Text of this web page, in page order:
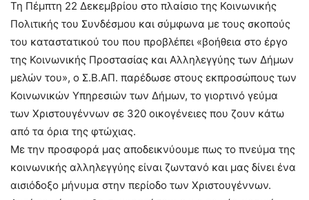
Τη Πέμπτη 22 Δεκεμβρίου στο πλαίσιο της Κοινωνικής
Πολιτικής του Συνδέσμου και σύμφωνα με τους σκοπούς
του καταστατικού του που προβλέπει «βοήθεια στο έργο
της Κοινωνικής Προστασίας και Αλληλεγγύης των Δήμων
μελών του», ο Σ.Β.ΑΠ. παρέδωσε στους εκπροσώπους των
Κοινωνικών Υπηρεσιών των Δήμων, το γιορτινό γεύμα
των Χριστουγέννων σε 320 οικογένειες που ζουν κάτω
από τα όρια της φτώχιας.
Με την προσφορά μας αποδεικνύουμε πως το πνεύμα της
κοινωνικής αλληλεγγύης είναι ζωντανό και μας δίνει ένα
αισιόδοξο μήνυμα στην περίοδο των Χριστουγέννων.